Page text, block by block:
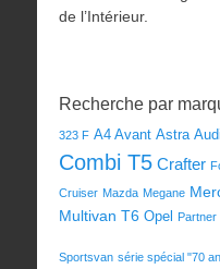
de l’Intérieur.
Recherche par
323 F A4 Avant Astra Audi
Combi T5 Crafter
Cruiser Mazda Megane
Multivan T6 Opel Partner
Sportsvan série spécial "70